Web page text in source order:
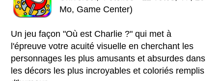
Mo, Game Center)
Un jeu façon "Où est Charlie ?" qui met à
l'épreuve votre acuité visuelle en cherchant les
personnages les plus amusants et absurdes dans
les décors les plus incroyables et coloriés remplis